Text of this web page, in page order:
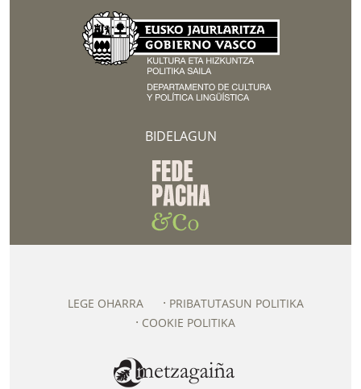
BIDELAGUN
LEGE OHARRA
PRIBATUTASUN POLITIKA
COOKIE POLITIKA